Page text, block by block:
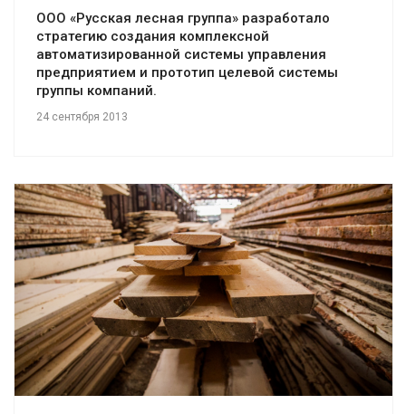
ООО «Русская лесная группа» разработало
стратегию создания комплексной
автоматизированной системы управления
предприятием и прототип целевой системы
группы компаний.
24 сентября 2013
Смотреть проект